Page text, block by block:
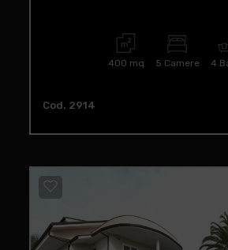
400 mq 5 Camere 4
Cod. 2914